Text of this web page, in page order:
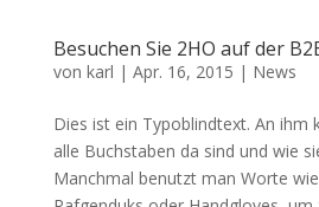
Besuchen Sie 2HO auf der
von karl | Apr. 16, 2015 | News
Dies ist ein Typoblindtext. An ihm
alle Buchstaben da sind und wie
Manchmal benutzt man Worte